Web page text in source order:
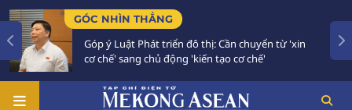
Cần chuyển từ 'xin
tạo cơ chế'
Bế mạc Hội nghị Ngoại giao
vào giai đoạn hành động mới